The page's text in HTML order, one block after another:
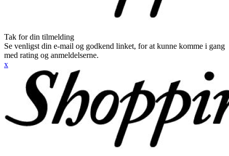
Tak for din tilmelding
Se venligst din e-mail og godkend linket, for at kunne komme i gang
med rating og anmeldelserne.
x